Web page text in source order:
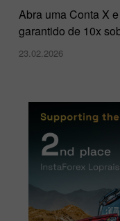
Abra uma Conta X
garantido de 10x
23.02.2026